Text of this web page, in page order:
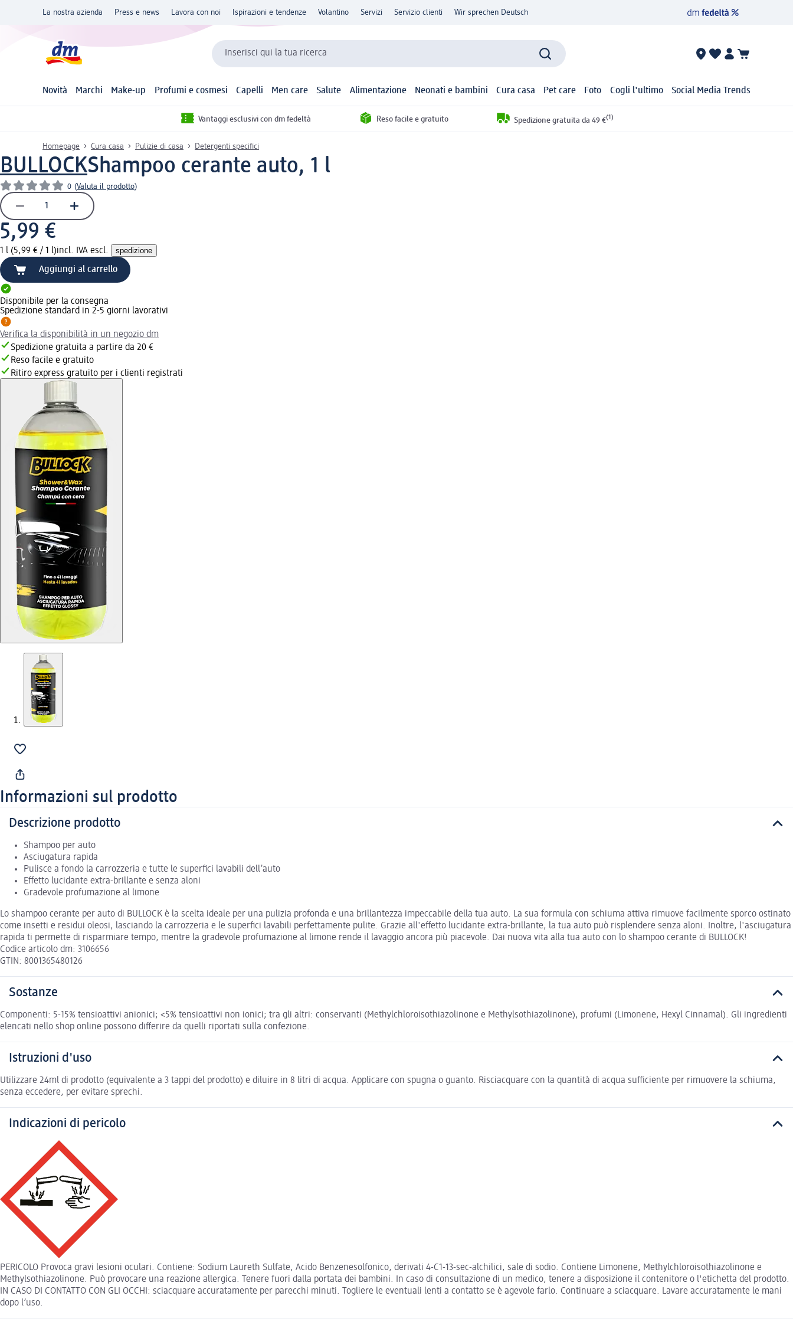
La nostra azienda Press e news Lavora con noi Ispirazioni e tendenze Volantino Servizi Servizio clienti Wir sprechen Deutsch
Inserisci qui la tua ricerca
Novità Marchi Make-up Profumi e cosmesi Capelli Men care Salute Alimentazione Neonati e bambini Cura casa Pet care Foto Cogli l'ultimo Social Media Trends
Vantaggi esclusivi con dm fedeltà Reso facile e gratuito Spedizione gratuita da 49 €(1)
Homepage Cura casa Pulizie di casa Detergenti specifici
BULLOCKShampoo cerante auto, 1 l
0 (Valuta il prodotto)
5,99 €
1 l (5,99 € / 1 l)incl. IVA escl. spedizione
Aggiungi al carrello
Disponibile per la consegna
Spedizione standard in 2-5 giorni lavorativi
Verifica la disponibilità in un negozio dm
Spedizione gratuita a partire da 20 €
Reso facile e gratuito
Ritiro express gratuito per i clienti registrati
Informazioni sul prodotto
Descrizione prodotto
Shampoo per auto
Asciugatura rapida
Pulisce a fondo la carrozzeria e tutte le superfici lavabili dell’auto
Effetto lucidante extra-brillante e senza aloni
Gradevole profumazione al limone
Lo shampoo cerante per auto di BULLOCK è la scelta ideale per una pulizia profonda e una brillantezza impeccabile della tua auto. La sua formula con schiuma attiva rimuove facilmente sporco ostinato
come insetti e residui oleosi, lasciando la carrozzeria e le superfici lavabili perfettamente pulite. Grazie all'effetto lucidante extra-brillante, la tua auto può risplendere senza aloni. Inoltre, l'asciugatura
rapida ti permette di risparmiare tempo, mentre la gradevole profumazione al limone rende il lavaggio ancora più piacevole. Dai nuova vita alla tua auto con lo shampoo cerante di BULLOCK!
Codice articolo dm: 3106656
GTIN: 8001365480126
Sostanze
Componenti: 5-15% tensioattivi anionici; <5% tensioattivi non ionici; tra gli altri: conservanti (Methylchloroisothiazolinone e Methylsothiazolinone), profumi (Limonene, Hexyl Cinnamal). Gli ingredienti
elencati nello shop online possono differire da quelli riportati sulla confezione.
Istruzioni d'uso
Utilizzare 24ml di prodotto (equivalente a 3 tappi del prodotto) e diluire in 8 litri di acqua. Applicare con spugna o guanto. Risciacquare con la quantità di acqua sufficiente per rimuovere la schiuma,
senza eccedere, per evitare sprechi.
Indicazioni di pericolo
PERICOLO Provoca gravi lesioni oculari. Contiene: Sodium Laureth Sulfate, Acido Benzenesolfonico, derivati 4-C1-13-sec-alchilici, sale di sodio. Contiene Limonene, Methylchloroisothiazolinone e
Methylsothiazolinone. Può provocare una reazione allergica. Tenere fuori dalla portata dei bambini. In caso di consultazione di un medico, tenere a disposizione il contenitore o l'etichetta del prodotto.
IN CASO DI CONTATTO CON GLI OCCHI: sciacquare accuratamente per parecchi minuti. Togliere le eventuali lenti a contatto se è agevole farlo. Continuare a sciacquare. Lavare accuratamente le mani
dopo l’uso.